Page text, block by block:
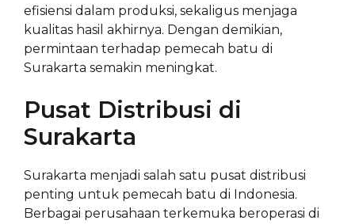
efisiensi dalam produksi, sekaligus menjaga
kualitas hasil akhirnya. Dengan demikian,
permintaan terhadap pemecah batu di
Surakarta semakin meningkat.
Pusat Distribusi di
Surakarta
Surakarta menjadi salah satu pusat distribusi
penting untuk pemecah batu di Indonesia.
Berbagai perusahaan terkemuka beroperasi di